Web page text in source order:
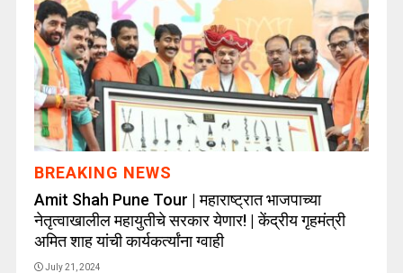
BREAKING NEWS
Amit Shah Pune Tour | महाराष्ट्रात भाजपाच्या
नेतृत्वाखालील महायुतीचे सरकार येणार! | केंद्रीय गृहमंत्री
अमित शाह यांची कार्यकर्त्यांना ग्वाही
July 21, 2024